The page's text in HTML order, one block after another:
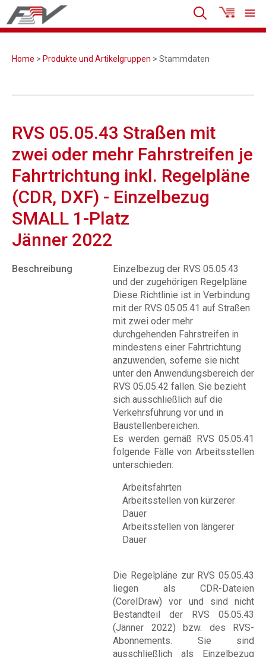
Home > Produkte und Artikelgruppen > Stammdaten
RVS 05.05.43 Straßen mit
zwei oder mehr Fahrstreifen je
Fahrtrichtung inkl. Regelpläne
(CDR, DXF) - Einzelbezug
SMALL 1-Platz
Jänner 2022
Beschreibung
Einzelbezug der RVS 05.05.43
und der zugehörigen Regelpläne
Diese Richtlinie ist in Verbindung
mit der RVS 05.05.41 auf Straßen
mit zwei oder mehr
durchgehenden Fahrstreifen in
mindestens einer Fahrtrichtung
anzuwenden, soferne sie nicht
unter den Anwendungsbereich der
RVS 05.05.42 fallen. Sie bezieht
sich ausschließlich auf die
Verkehrsführung vor und in
Baustellenbereichen.
Es werden gemäß RVS 05.05.41
folgende Fälle von Arbeitsstellen
unterschieden:
Arbeitsfahrten
Arbeitsstellen von kürzerer
Dauer
Arbeitsstellen von längerer
Dauer
Die Regelpläne zur RVS 05.05.43
liegen als CDR-Dateien
(CorelDraw) vor und sind nicht
Bestandteil der RVS 05.05.43
(Jänner 2022) bzw. des RVS-
Abonnements. Sie sind
ausschließlich als Einzelbezug